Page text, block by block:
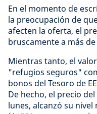
En el momento de
la preocupación de
afecten la oferta, el
bruscamente a más
Mientras tanto, el
"refugios seguros"
bonos del Tesoro de
De hecho, el precio
lunes, alcanzó su